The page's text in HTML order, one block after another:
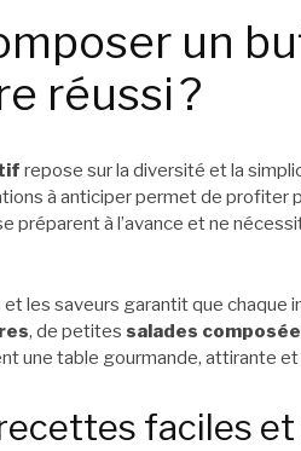
un
réussi ?
repose sur la diversité et la
à anticiper permet de profiter
préparent à l’avance et ne
les saveurs garantit que chaque
, de petites salades
une table gourmande, attirante et
faciles et